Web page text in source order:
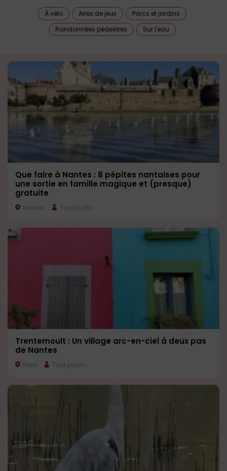
À vélo Aires de jeux
Parcs et jardins
Randonnées pédestres
Sur l'eau
Que faire à Nantes : 8 pépites nantaises pour
une sortie en famille magique et (presque)
gratuite
Nantes Tout public
Trentemoult : Un village arc-en-ciel à deux pas
de Nantes
Rezé Tout public